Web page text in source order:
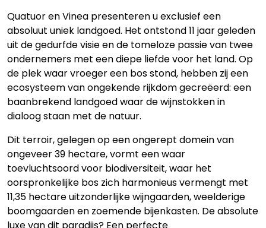
Quatuor en Vinea presenteren u exclusief een
absoluut uniek landgoed. Het ontstond 11 jaar geleden
uit de gedurfde visie en de tomeloze passie van twee
ondernemers met een diepe liefde voor het land. Op
de plek waar vroeger een bos stond, hebben zij een
ecosysteem van ongekende rijkdom gecreëerd: een
baanbrekend landgoed waar de wijnstokken in
dialoog staan met de natuur.
Dit terroir, gelegen op een ongerept domein van
ongeveer 39 hectare, vormt een waar
toevluchtsoord voor biodiversiteit, waar het
oorspronkelijke bos zich harmonieus vermengt met
11,35 hectare uitzonderlijke wijngaarden, weelderige
boomgaarden en zoemende bijenkasten. De absolute